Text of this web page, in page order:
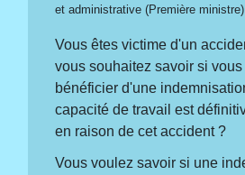
et administrative (Première ministre)
Vous êtes victime d'un
vous souhaitez savoir si
bénéficier d'une
capacité de travail est
en raison de cet accident ?
Vous voulez savoir si une